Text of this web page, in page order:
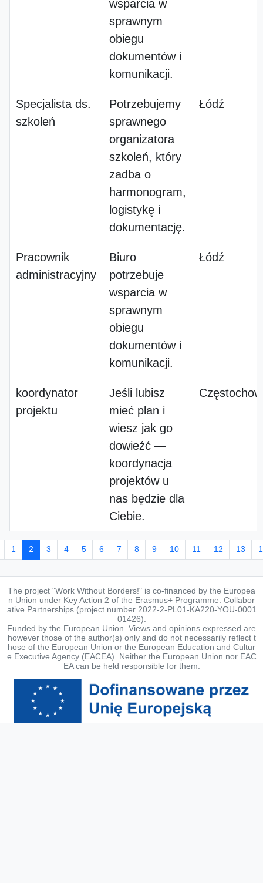
wsparcia w
sprawnym
obiegu
dokumentów i
komunikacji.
Specjalista ds.
szkoleń
Potrzebujemy
sprawnego
organizatora
szkoleń, który
zadba o
harmonogram,
logistykę i
dokumentację.
Łódź
Pracownik
administracyjny
Biuro
potrzebuje
wsparcia w
sprawnym
obiegu
dokumentów i
komunikacji.
Łódź
koordynator
projektu
Jeśli lubisz
mieć plan i
wiesz jak go
dowieźć —
koordynacja
projektów u
nas będzie dla
Ciebie.
1 2 3 4 5 6 7 8 9 10 11 12 13
The project "Work Without Borders!" is co-financed by the Europea
n Union under Key Action 2 of the Erasmus+ Programme: Collabor
ative Partnerships (project number 2022-2-PL01-KA220-YOU-0001
01426).
Funded by the European Union. Views and opinions expressed are
however those of the author(s) only and do not necessarily reflect t
hose of the European Union or the European Education and Cultur
e Executive Agency (EACEA). Neither the European Union nor EAC